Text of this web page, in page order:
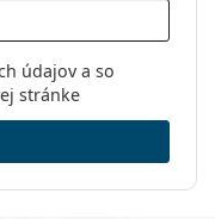
údajov a so
stránke